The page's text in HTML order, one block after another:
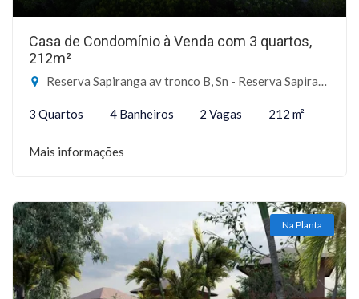
Casa de Condomínio à Venda com 3 quartos,
212m²
Reserva Sapiranga av tronco B, Sn - Reserva Sapiranga, Mata de São João-BA
3 Quartos 4 Banheiros 2 Vagas 212 m²
Mais informações
Na Planta